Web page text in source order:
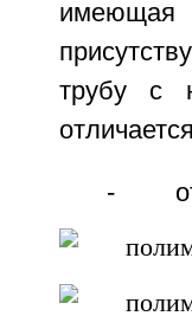
трубу с
-